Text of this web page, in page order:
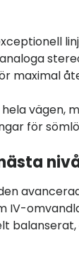
maximal
vägen,
för
IV-